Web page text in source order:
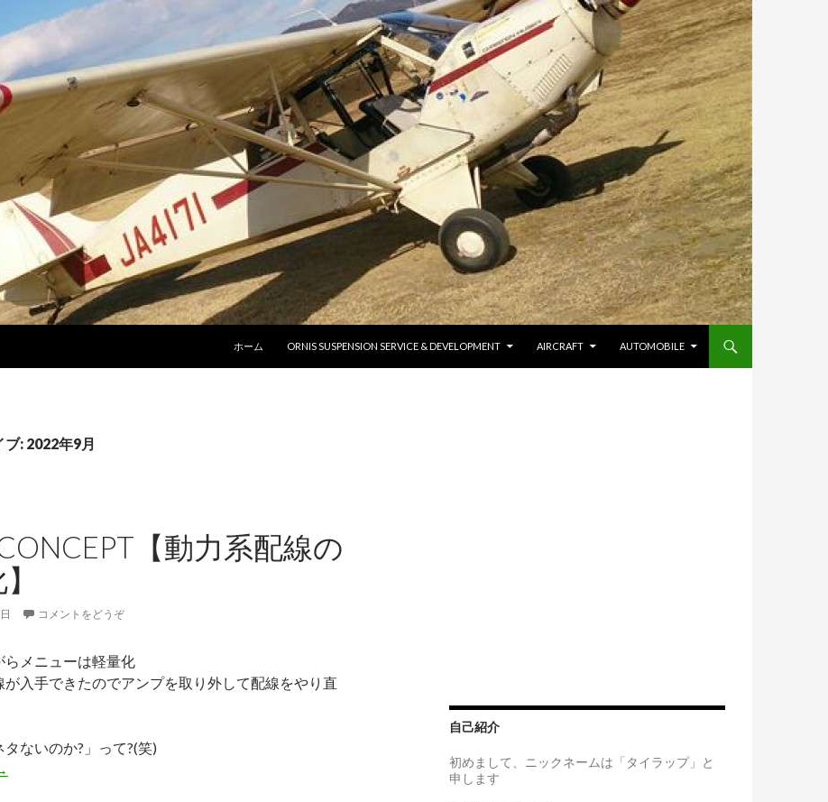
ホーム
ORNIS SUSPENSION SERVICE & DEVELOPMENT AIRCRAFT AUTOMOBILE
ブ: 2022年9月
【動力系配線の
コメントをどうぞ
らメニューは軽量化
が入手できたのでアンプを取り外して配線をやり直
タないのか?」って?(笑)
08 CONCEPT【動力系配線の軽量化】
自己紹介
初めまして、ニックネームは「タイラップ」と
申します